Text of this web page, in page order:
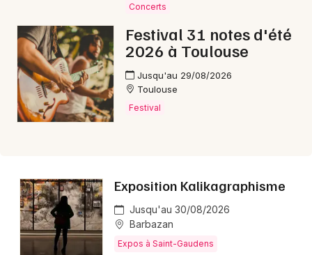
Concerts
Festival 31 notes d'été
2026 à Toulouse
Jusqu'au 29/08/2026
Toulouse
Festival
Exposition Kalikagraphisme
Jusqu'au 30/08/2026
Barbazan
Expos à Saint-Gaudens